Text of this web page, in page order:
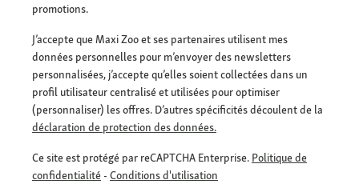
promotions.
J’accepte que Maxi Zoo et ses partenaires utilisent mes
données personnelles pour m’envoyer des newsletters
personnalisées, j’accepte qu’elles soient collectées dans un
profil utilisateur centralisé et utilisées pour optimiser
(personnaliser) les offres. D’autres spécificités découlent de la
déclaration de protection des données.
Ce site est protégé par reCAPTCHA Enterprise. Politique de
confidentialité - Conditions d'utilisation